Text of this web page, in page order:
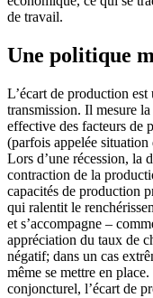
de travail.
Une politique
L’écart de production
transmission. Il mesure
effective des facteurs de
(parfois appelée
Lors d’une récession, la
contraction de la
capacités de production
qui ralentit le
et s’accompagne –
appréciation du taux de
négatif; dans un cas
même se mettre en
conjoncturel, l’écart de